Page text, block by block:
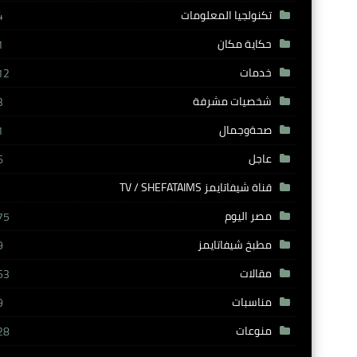
تكنولجيا المعلومات
حكاية مكان
خدمات
شخصيات مشرفة
صحةوجمال
عاجل
قناة شيفاتايمز TV / SHEFATAIMS
مصر اليوم
مطبخ شيفاتايمز
مقالات
مناسبات
منوعات